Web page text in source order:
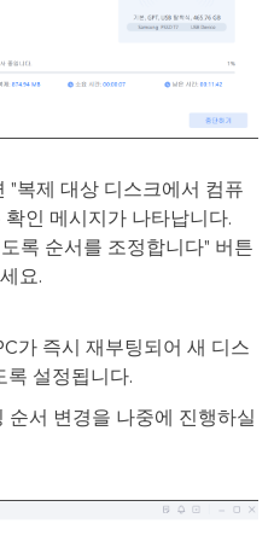
"복제 대상 디스크에서 컴퓨
인 메시지가 나타납니다.
록 순서를 조정합니다" 버튼
요.
가 즉시 재부팅되어 새 디스
록 설정됩니다.
순서 변경을 나중에 진행하실